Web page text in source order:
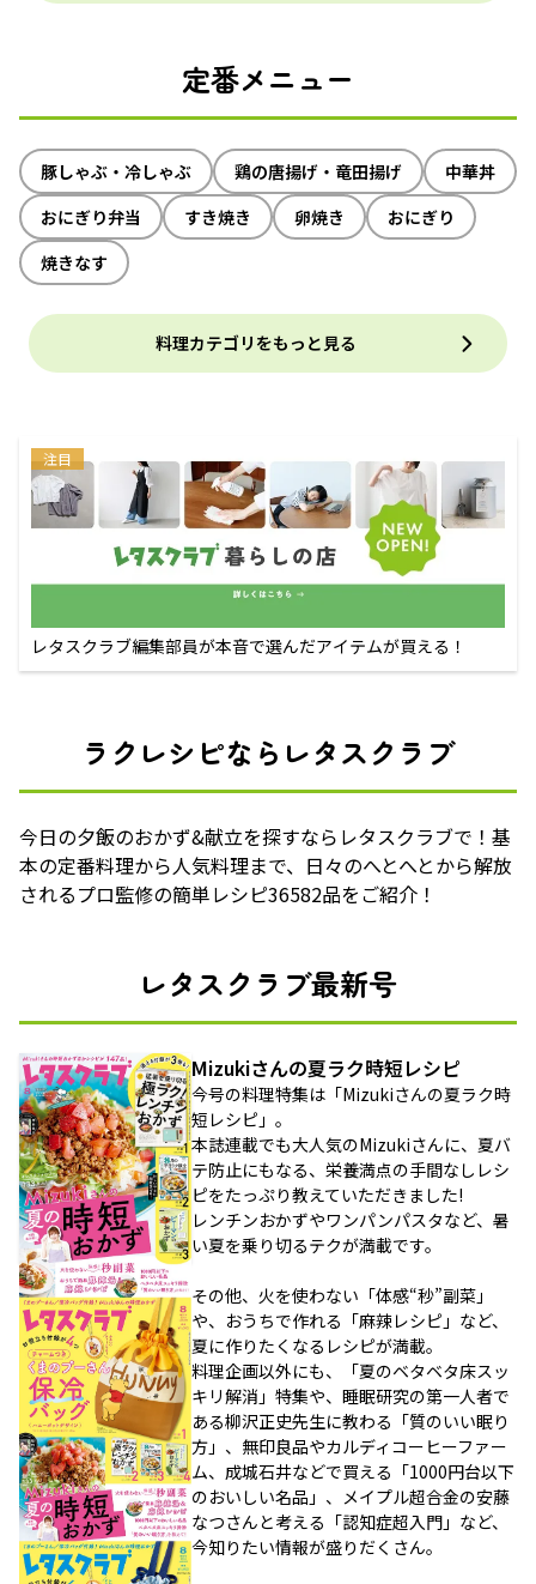
定番メニュー
豚しゃぶ・冷しゃぶ 鶏の唐揚げ・竜田揚げ
中華丼
おにぎり弁当
すき焼き 卵焼き
おにぎり
焼きなす
料理カテゴリをもっと見る
注目
レタスクラブ編集部員が本音で選んだアイテムが買える！
ラクレシピならレタスクラブ
今日の夕飯のおかず&献立を探すならレタスクラブで！基
本の定番料理から人気料理まで、日々のへとへとから解放
されるプロ監修の簡単レシピ36582品をご紹介！
レタスクラブ最新号
Mizukiさんの夏ラク時短レシピ
今号の料理特集は「Mizukiさんの夏ラク時
短レシピ」。
本誌連載でも大人気のMizukiさんに、夏バ
テ防止にもなる、栄養満点の手間なしレシ
ピをたっぷり教えていただきました!
レンチンおかずやワンパンパスタなど、暑
い夏を乗り切るテクが満載です。
その他、火を使わない「体感“秒”副菜」
や、おうちで作れる「麻辣レシピ」など、
夏に作りたくなるレシピが満載。
料理企画以外にも、「夏のベタベタ床スッ
キリ解消」特集や、睡眠研究の第一人者で
ある柳沢正史先生に教わる「質のいい眠り
方」、無印良品やカルディコーヒーファー
ム、成城石井などで買える「1000円台以下
のおいしい名品」、メイプル超合金の安藤
なつさんと考える「認知症超入門」など、
今知りたい情報が盛りだくさん。